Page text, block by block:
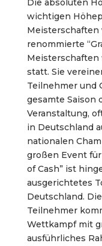
Die absoluten
wichtigen
Meisterschaften
renommierte
statt. Sie
Teilnehmer und
gesamte Saison
Veranstaltung,
in Deutschland
nationalen
großen Event für
of Cash” ist
ausgerichtetes
Deutschland.
Teilnehmer
Wettkampf mit
ausführliches